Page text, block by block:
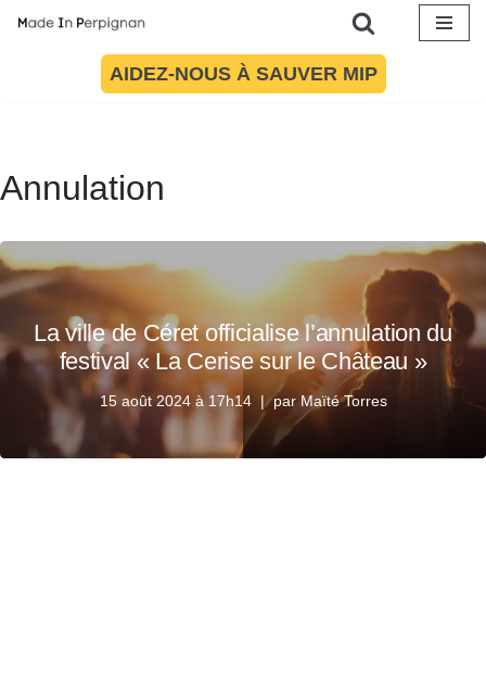
AIDEZ-NOUS À SAUVER MIP
Annulation
La ville de Céret officialise l’annulation du
festival « La Cerise sur le Château »
15 août 2024 à 17h14 par Maïté Torres